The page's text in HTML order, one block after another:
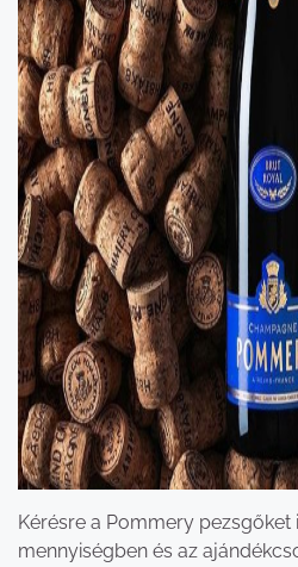
Kérésre a Pommery pezsgőket
mennyiségben és az